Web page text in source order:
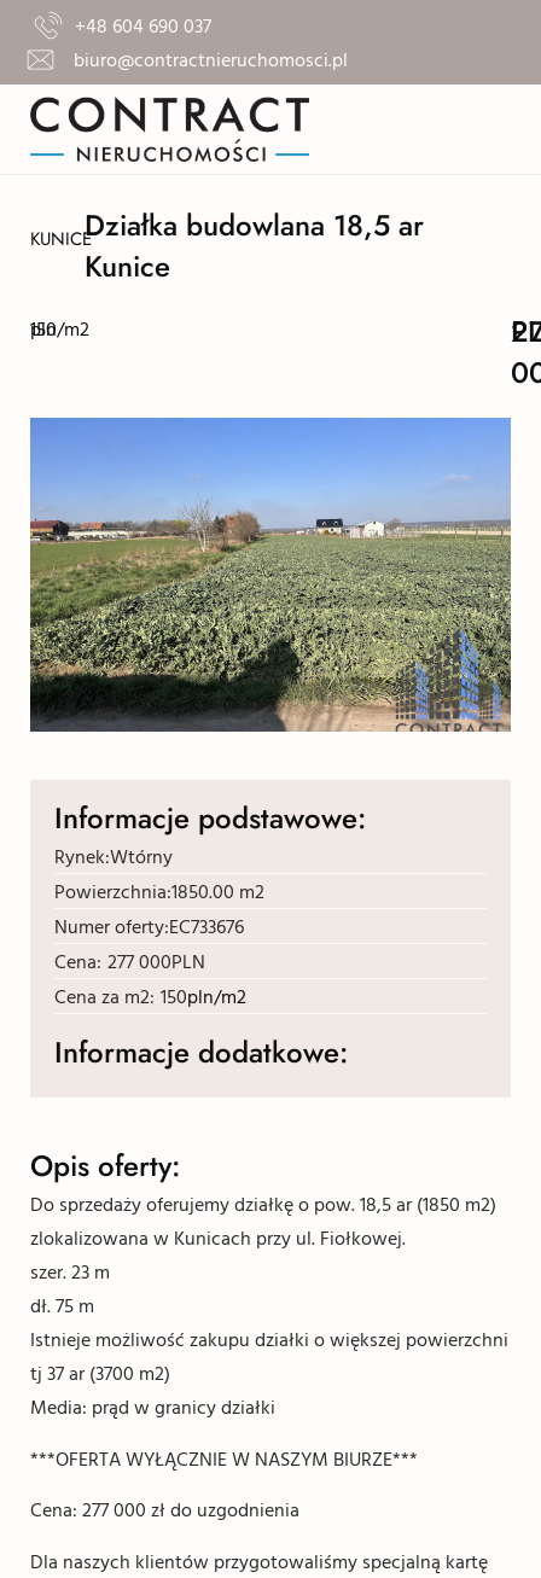
+48 604 690 037
biuro@contractnieruchomosci.pl
KUNICEDziałka budowlana 18,5 ar
Kunice
150
pln/m2
Opis oferty:
Do sprzedaży oferujemy działkę o pow. 18,5 ar (1850 m2)
zlokalizowana w Kunicach przy ul. Fiołkowej.
szer. 23 m
dł. 75 m
Istnieje możliwość zakupu działki o większej powierzchni
tj 37 ar (3700 m2)
Media: prąd w granicy działki
***OFERTA WYŁĄCZNIE W NASZYM BIURZE***
Cena: 277 000 zł do uzgodnienia
Dla naszych klientów przygotowaliśmy specjalną kartę
Informacje podstawowe:
Rynek:Wtórny
Powierzchnia:1850.00 m2
Numer oferty:EC733676
Cena: 277 000PLN
Cena za m2: 150pln/m2
Informacje dodatkowe: